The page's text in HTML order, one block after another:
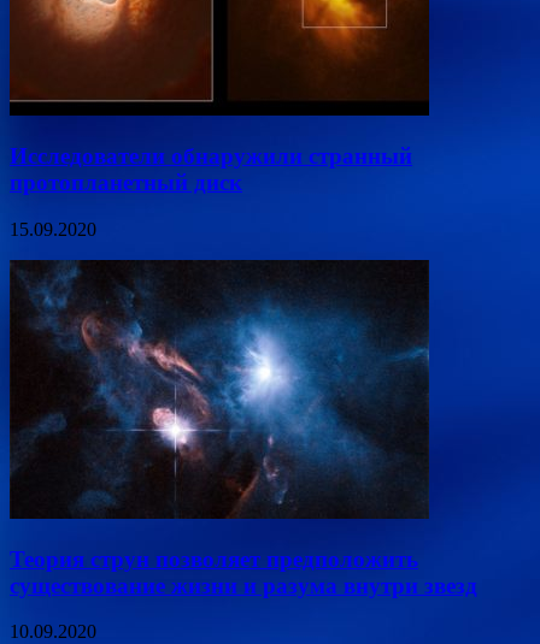
Исследователи обнаружили странный
протопланетный диск
15.09.2020
Теория струн позволяет предположить
существование жизни и разума внутри звезд
10.09.2020